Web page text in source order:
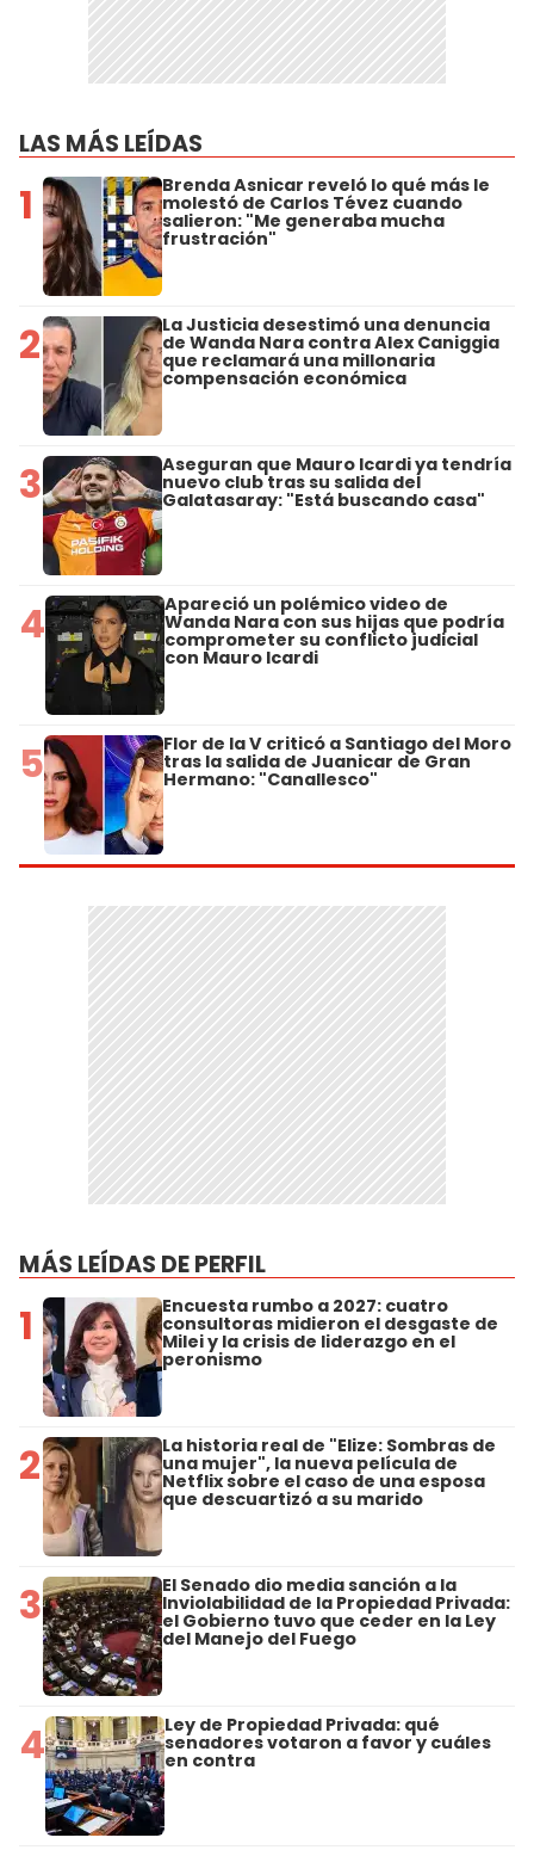
LAS MÁS LEÍDAS
1 Brenda Asnicar reveló lo qué más le
molestó de Carlos Tévez cuando
salieron: "Me generaba mucha
frustración"
2 La Justicia desestimó una denuncia
de Wanda Nara contra Alex Caniggia
que reclamará una millonaria
compensación económica
3 Aseguran que Mauro Icardi ya tendría
nuevo club tras su salida del
Galatasaray: "Está buscando casa"
4 Apareció un polémico video de
Wanda Nara con sus hijas que podría
comprometer su conflicto judicial
con Mauro Icardi
5 Flor de la V criticó a Santiago del Moro
tras la salida de Juanicar de Gran
Hermano: "Canallesco"
MÁS LEÍDAS DE PERFIL
1 Encuesta rumbo a 2027: cuatro
consultoras midieron el desgaste de
Milei y la crisis de liderazgo en el
peronismo
2 La historia real de "Elize: Sombras de
una mujer", la nueva película de
Netflix sobre el caso de una esposa
que descuartizó a su marido
3 El Senado dio media sanción a la
Inviolabilidad de la Propiedad Privada:
el Gobierno tuvo que ceder en la Ley
del Manejo del Fuego
4 Ley de Propiedad Privada: qué
senadores votaron a favor y cuáles
en contra